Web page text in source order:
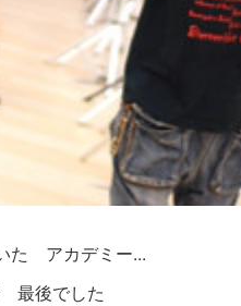
た アカデミー...
最後でした